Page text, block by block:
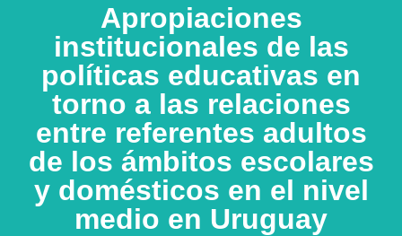
Apropiaciones
institucionales de las
políticas educativas en
torno a las relaciones
entre referentes adultos
de los ámbitos escolares
y domésticos en el nivel
medio en Uruguay